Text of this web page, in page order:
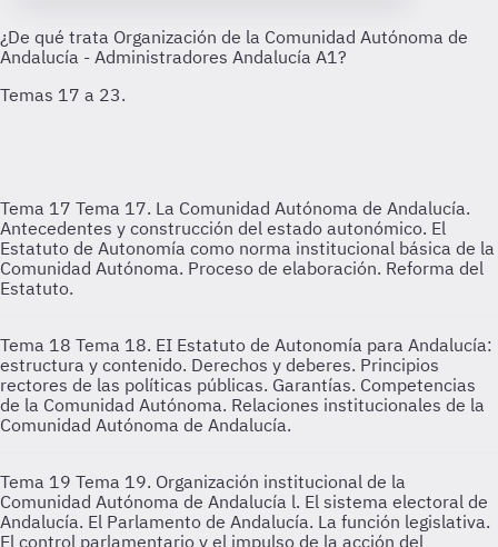
Tema 17 Tema 17. La Comunidad Autónoma de Andalucía.
Antecedentes y construcción del estado autonómico. El
Estatuto de Autonomía como norma institucional básica de la
Comunidad Autónoma. Proceso de elaboración. Reforma del
Estatuto.
Tema 18 Tema 18. EI Estatuto de Autonomía para Andalucía:
estructura y contenido. Derechos y deberes. Principios
rectores de las políticas públicas. Garantías. Competencias
de la Comunidad Autónoma. Relaciones institucionales de la
Comunidad Autónoma de Andalucía.
Tema 19 Tema 19. Organización institucional de la
Comunidad Autónoma de Andalucía l. El sistema electoral de
Andalucía. El Parlamento de Andalucía. La función legislativa.
El control parlamentario y el impulso de la acción del